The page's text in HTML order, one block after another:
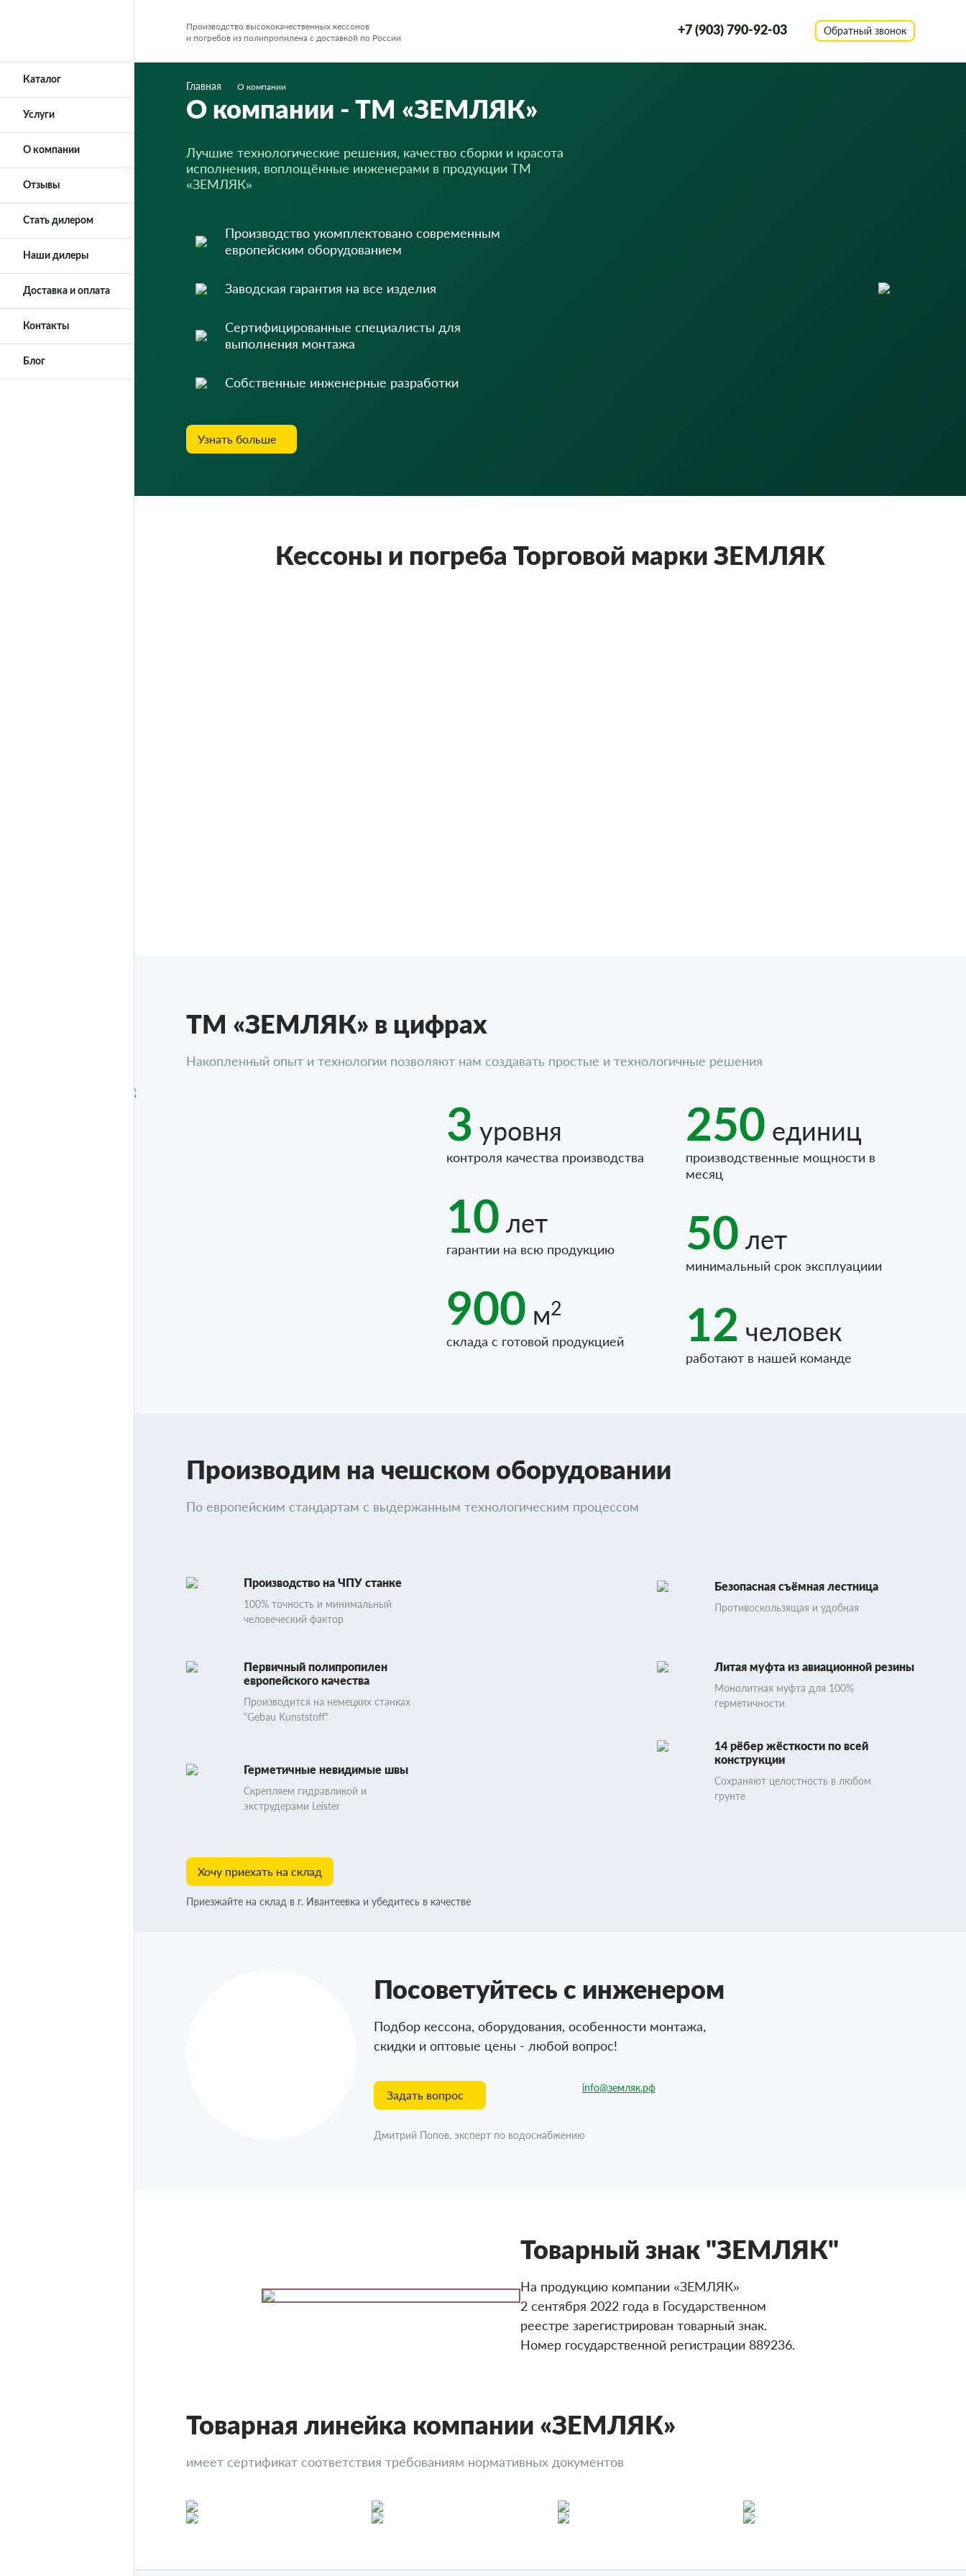
Производство высококачественных кессонов
и погребов из полипропилена с доставкой по России
+7 (903) 790-92-03 Обратный звонок
Каталог
Услуги
О компании
Отзывы
Стать дилером
Наши дилеры
Доставка и оплата
Контакты
Блог
Главная О компании
О компании - ТМ «ЗЕМЛЯК»
Лучшие технологические решения, качество сборки и красота
исполнения, воплощённые инженерами в продукции ТМ
«ЗЕМЛЯК»
Производство укомплектовано современным
европейским оборудованием
Заводская гарантия на все изделия
Сертифицированные специалисты для
выполнения монтажа
Собственные инженерные разработки
Узнать больше
Кессоны и погреба Торговой марки ЗЕМЛЯК
ТМ «ЗЕМЛЯК» в цифрах
Накопленный опыт и технологии позволяют нам создавать простые и технологичные решения
3 уровня
контроля качества производства
10 лет
гарантии на всю продукцию
900 м2
склада с готовой продукцией
250 единиц
производственные мощности в
месяц
50 лет
минимальный срок эксплуациии
12 человек
работают в нашей команде
Производим на чешском оборудовании
По европейским стандартам с выдержанным технологическим процессом
Производство на ЧПУ станке
100% точность и минимальный
человеческий фактор
Первичный полипропилен
европейского качества
Производится на немецких станках
"Gebau Kunststoff"
Герметичные невидимые швы
Скрепляем гидравликой и
экструдерами Leister
Безопасная съёмная лестница
Противоскользящая и удобная
Литая муфта из авиационной резины
Монолитная муфта для 100%
герметичности
14 рёбер жёсткости по всей
конструкции
Сохраняют целостность в любом
грунте
Хочу приехать на склад
Приезжайте на склад в г. Ивантеевка и убедитесь в качестве
Посоветуйтесь с инженером
Подбор кессона, оборудования, особенности монтажа,
скидки и оптовые цены - любой вопрос!
Задать вопрос
info@земляк.рф
Дмитрий Попов, эксперт по водоснабжению
Товарный знак "ЗЕМЛЯК"
На продукцию компании «ЗЕМЛЯК»
2 сентября 2022 года в Государственном
реестре зарегистрирован товарный знак.
Номер государственной регистрации 889236.
Товарная линейка компании «ЗЕМЛЯК»
имеет сертификат соответствия требованиям нормативных документов